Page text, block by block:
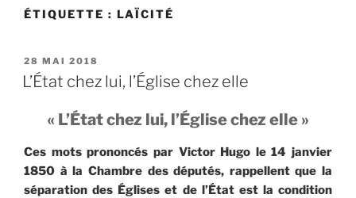
ÉTIQUETTE : LAÏCITÉ
PUBLIÉ
LE
28 MAI 2018
L’État chez lui, l’Église chez elle
« L’État chez lui, l’Église chez elle »
Ces mots prononcés par Victor Hugo le 14 janvier
1850 à la Chambre des députés, rappellent que la
séparation des Églises et de l’État est la condition